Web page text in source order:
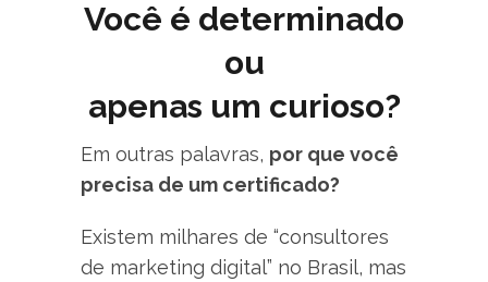
Você é determinado
ou
apenas um curioso?
Em outras palavras, por que você
precisa de um certificado?
Existem milhares de “consultores
de marketing digital” no Brasil, mas